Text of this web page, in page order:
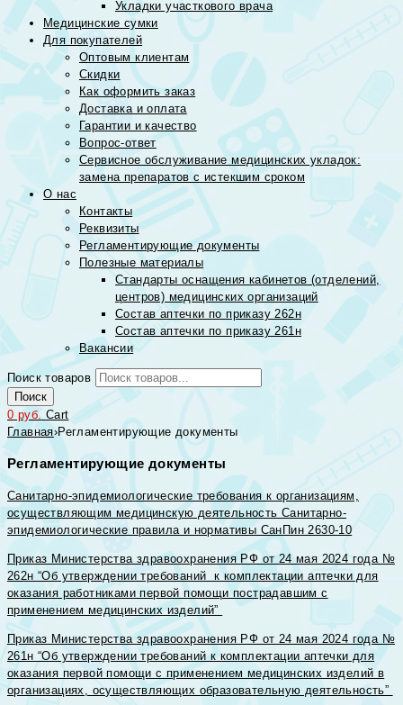
Укладки участкового врача
Медицинские сумки
Для покупателей
Оптовым клиентам
Скидки
Как оформить заказ
Доставка и оплата
Гарантии и качество
Вопрос-ответ
Сервисное обслуживание медицинских укладок:
замена препаратов с истекшим сроком
О нас
Контакты
Реквизиты
Регламентирующие документы
Полезные материалы
Стандарты оснащения кабинетов (отделений,
центров) медицинских организаций
Состав аптечки по приказу 262н
Состав аптечки по приказу 261н
Вакансии
Поиск товаров
Поиск
0 руб. Cart
Главная›Регламентирующие документы
Регламентирующие документы
Санитарно-эпидемиологические требования к организациям,
осуществляющим медицинскую деятельность Санитарно-
эпидемиологические правила и нормативы СанПин 2630-10
Приказ Министерства здравоохранения РФ от 24 мая 2024 года №
262н “Об утверждении требований к комплектации аптечки для
оказания работниками первой помощи пострадавшим с
применением медицинских изделий”
Приказ Министерства здравоохранения РФ от 24 мая 2024 года №
261н “Об утверждении требований к комплектации аптечки для
оказания первой помощи с применением медицинских изделий в
организациях, осуществляющих образовательную деятельность”